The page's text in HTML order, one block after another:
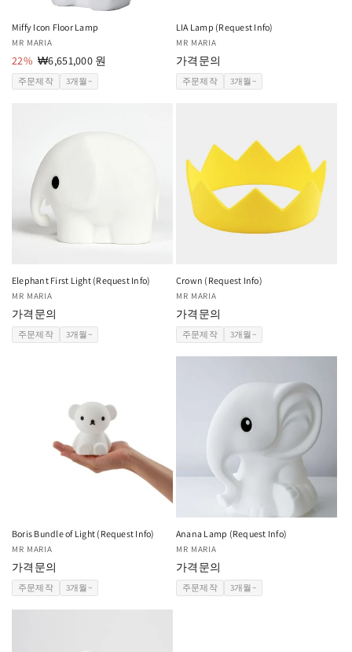
Miffy Icon Floor Lamp
공
급
업
체:
MR MARIA
22% 할
인
가
₩6,651,000 원
주문제작 3개월~
LIA Lamp (Request Info)
공
급
업
체:
MR MARIA
가격문의
주문제작 3개월~
Elephant First Light (Request Info)
공
급
업
체:
MR MARIA
가격문의
주문제작 3개월~
Crown (Request Info)
공
급
업
체:
MR MARIA
가격문의
주문제작 3개월~
Boris Bundle of Light (Request Info)
공
급
업
체:
MR MARIA
가격문의
주문제작 3개월~
Anana Lamp (Request Info)
공
급
업
체:
MR MARIA
가격문의
주문제작 3개월~